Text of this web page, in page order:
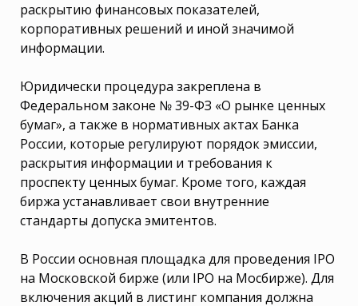
раскрытию финансовых показателей,
корпоративных решений и иной значимой
информации.
Юридически процедура закреплена в
Федеральном законе № 39-ФЗ «О рынке ценных
бумаг», а также в нормативных актах Банка
России, которые регулируют порядок эмиссии,
раскрытия информации и требования к
проспекту ценных бумаг. Кроме того, каждая
биржа устанавливает свои внутренние
стандарты допуска эмитентов.
В России основная площадка для проведения IPO
на Московской бирже (или IPO на Мосбирже). Для
включения акций в листинг компания должна